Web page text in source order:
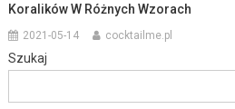
Koralików W Różnych Wzorach
2021-05-14 cocktailme.pl
Szukaj